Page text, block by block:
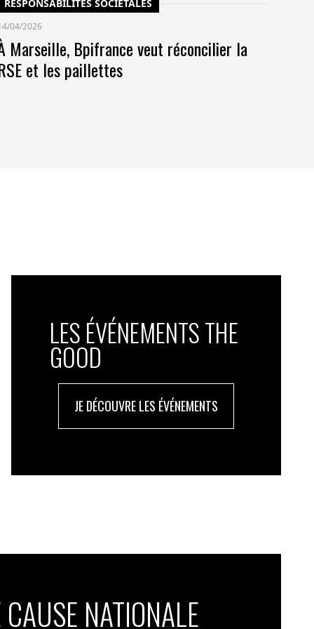
RESPONSABILITÉS SOCIÉTALES
04/2026
Marseille, Bpifrance veut réconcilier la
et les paillettes
LES ÉVÉNEMENTS THE
GOOD
JE DÉCOUVRE LES ÉVÉNEMENTS
NATIONALE